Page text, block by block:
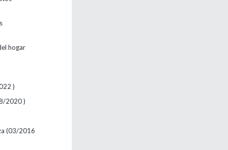
hogar
)
2020 )
(03/2016